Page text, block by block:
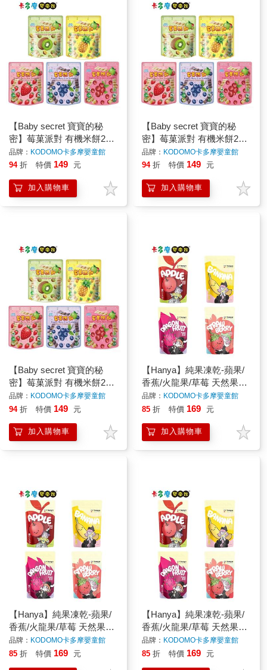
【Baby secret 寶寶的秘
密】莓菓派對 有機米餅25g
(12m+可食用) 寶寶米餅｜
卡多摩
品牌： KODOMO卡多摩嬰童館
94 折 特價 149 元
加入購物車
【Baby secret 寶寶的秘
密】莓菓派對 有機米餅25g
(12m+可食用) 寶寶米餅｜
卡多摩
品牌： KODOMO卡多摩嬰童館
94 折 特價 149 元
加入購物車
【Baby secret 寶寶的秘
密】莓菓派對 有機米餅25g
(12m+可食用) 寶寶米餅｜
卡多摩
品牌： KODOMO卡多摩嬰童館
94 折 特價 149 元
加入購物車
【Hanya】純果凍乾-蘋果/
香蕉/火龍果/草莓 天然果乾
水果凍乾 原廠公司貨｜卡
多摩
品牌： KODOMO卡多摩嬰童館
85 折 特價 169 元
加入購物車
【Hanya】純果凍乾-蘋果/
香蕉/火龍果/草莓 天然果乾
水果凍乾 原廠公司貨｜卡
多摩
品牌： KODOMO卡多摩嬰童館
85 折 特價 169 元
【Hanya】純果凍乾-蘋果/
香蕉/火龍果/草莓 天然果乾
水果凍乾 原廠公司貨｜卡
多摩
品牌： KODOMO卡多摩嬰童館
85 折 特價 169 元